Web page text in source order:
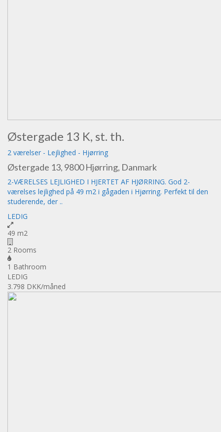
Østergade 13 K, st. th.
2 værelser - Lejlighed - Hjørring
Østergade 13, 9800 Hjørring, Danmark
2-VÆRELSES LEJLIGHED I HJERTET AF HJØRRING. God 2-
værelses lejlighed på 49 m2 i gågaden i Hjørring. Perfekt til den
studerende, der ..
LEDIG
49 m2
2 Rooms
1 Bathroom
LEDIG
3.798 DKK/måned